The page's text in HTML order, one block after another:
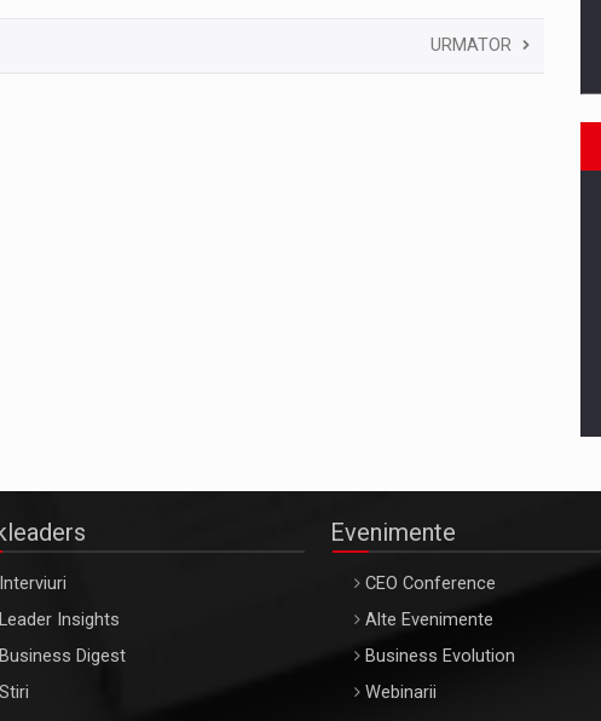
URMATOR
Interviuri
Leader Insights
Business Digest
Stiri
Evenimente
CEO Conference
Alte Evenimente
Business Evolution
Webinarii